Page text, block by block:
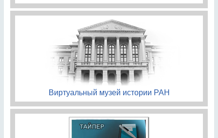
Виртуальный музей истории РАН